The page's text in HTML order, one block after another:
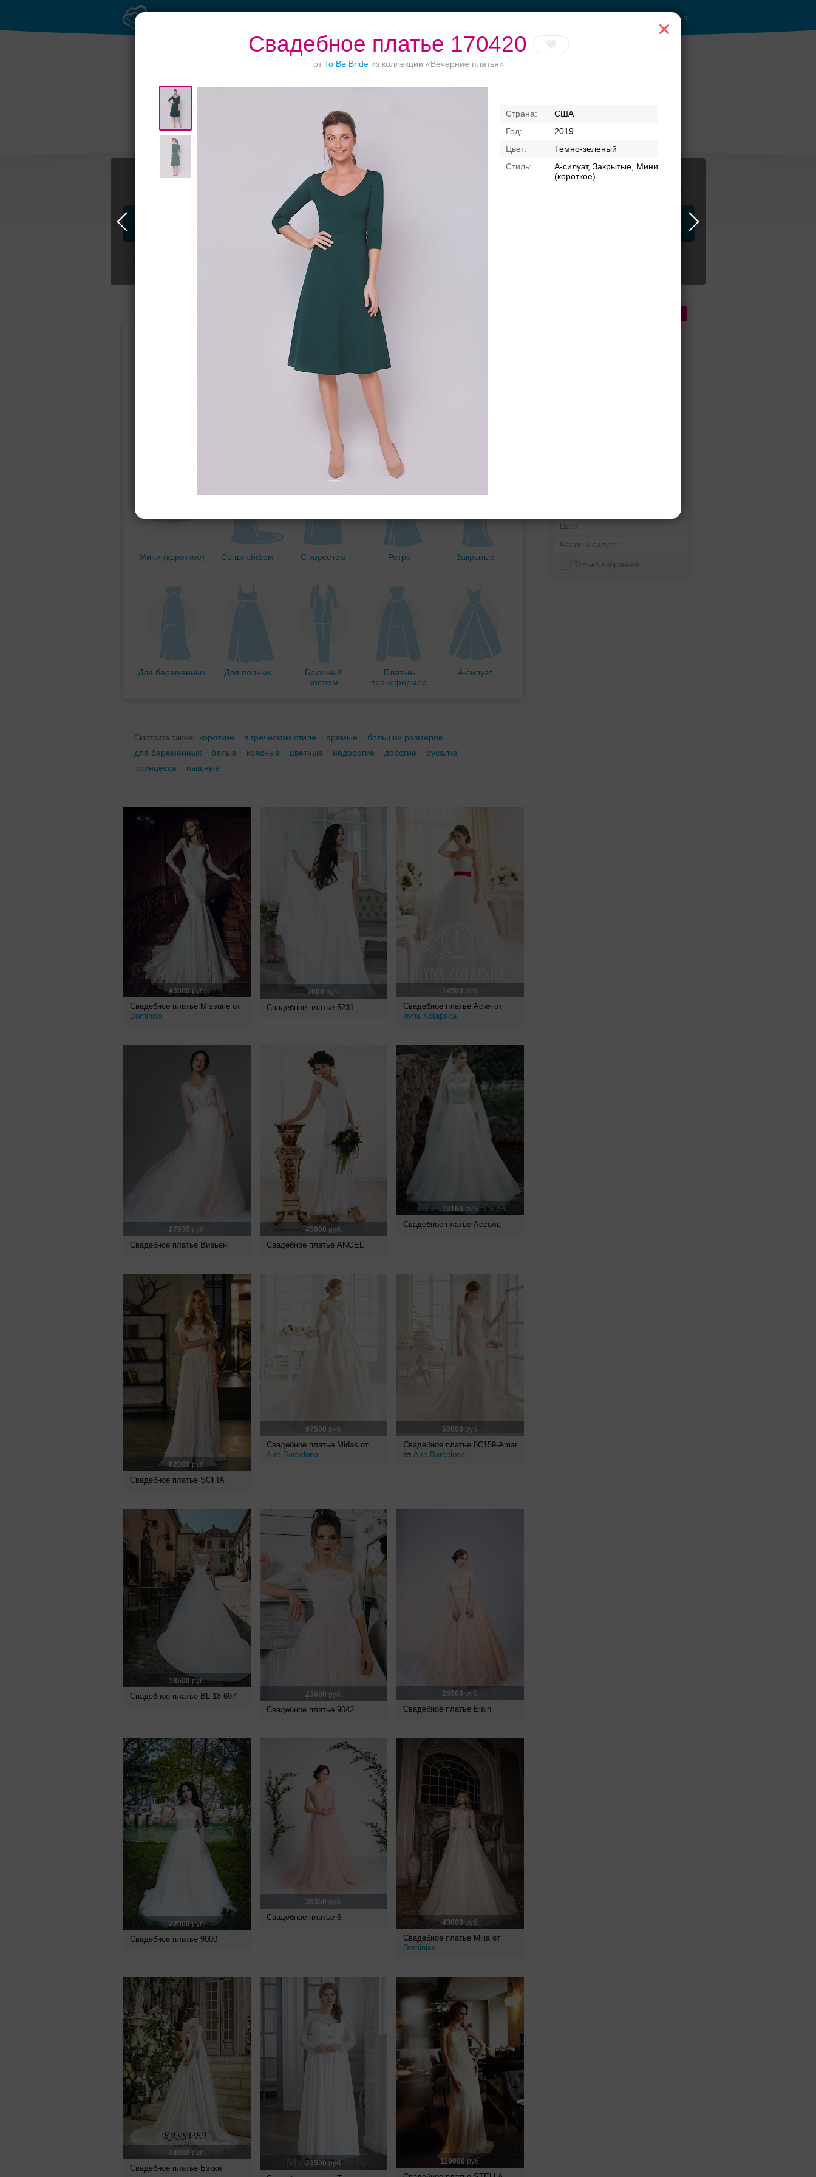
Свадебное платье 170420
от To Be Bride из коллекции «Вечерние платья»
США
2019
Темно-зеленый
А-силуэт, Закрытые, Мини
(короткое)
Войти
Журнал
Свадебные платья
Цвет
Фасон и силуэт
Только избранное
Подбор свадебного платья
Русалка Принцесса
Мини (короткое) Со шлейфом С корсетом Ретро Закрытые
Для беременных Для полных
Брючный
костюм
Платье-
трансформер
А-силуэт
Смотрите также: короткие в греческом стиле прямые
больших размеров
для беременных
белые красные цветные недорогие дорогие
русалка
принцесса
пышные
43000руб.
Свадебное платье Missurie от
Dominiss
7000 руб.
Свадебное платье 5231
14900 руб.
Свадебное платье Асия от
Iryna Kotapska
27930 руб.
Свадебное платье Вивьен
45000 руб.
Свадебное платье ANGEL
19160 руб.
Свадебное платье Ассоль
82000руб.
Свадебное платье SOFIA
97500 руб.
Свадебное платье Midas от
Aire Barcelona
50000 руб.
Свадебное платье 8C159-Amar
от Aire Barcelona
18500 руб.
Свадебное платье BL-18-697 23600 руб.
Свадебное платье 9042
29900 руб.
Свадебное платье Elain
22000руб.
Свадебное платье 9000
38350 руб.
Свадебное платье 6
43000 руб.
Свадебное платье Milia от
Dominiss
24300 руб.
Свадебное платье Бэкки
23500 руб. 110000 руб.